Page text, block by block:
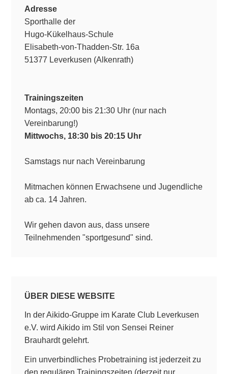
Adresse
Sporthalle der
Hugo-Kükelhaus-Schule
Elisabeth-von-Thadden-Str. 16a
51377 Leverkusen (Alkenrath)
Trainingszeiten
Montags, 20:00 bis 21:30 Uhr (nur nach
Vereinbarung!)
Mittwochs, 18:30 bis 20:15 Uhr
Samstags nur nach Vereinbarung
Mitmachen können Erwachsene und Jugendliche
ab ca. 14 Jahren.
Wir gehen davon aus, dass unsere
Teilnehmenden "sportgesund" sind.
ÜBER DIESE WEBSITE
In der Aikido-Gruppe im Karate Club Leverkusen
e.V. wird Aikido im Stil von Sensei Reiner
Brauhardt gelehrt.
Ein unverbindliches Probetraining ist jederzeit zu